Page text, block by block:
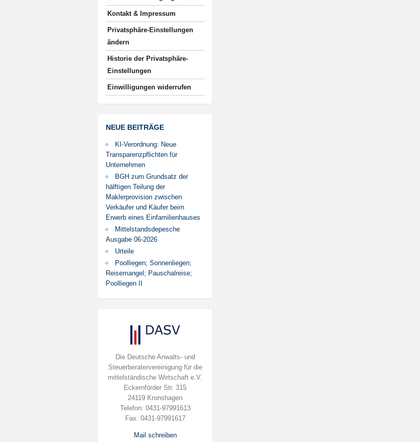
Kontakt & Impressum
Privatsphäre-Einstellungen
ändern
Historie der Privatsphäre-
Einstellungen
Einwilligungen widerrufen
NEUE BEITRÄGE
KI-Verordnung: Neue
Transparenzpflichten für
Unternehmen
BGH zum Grundsatz der
hälftigen Teilung der
Maklerprovision zwischen
Verkäufer und Käufer beim
Erwerb eines Einfamilienhauses
Mittelstandsdepesche
Ausgabe 06-2026
Urteile
Poolliegen; Sonnenliegen;
Reisemangel; Pauschalreise;
Poolliegen II
Die Deutsche Anwalts- und
Steuerberatervereinigung für die
mittelständische Wirtschaft e.V.
Eckernförder Str. 315
24119 Kronshagen
Telefon: 0431-97991613
Fax: 0431-97991617
Mail schreiben